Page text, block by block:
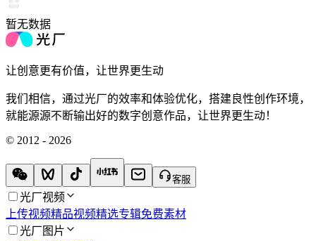
暂无数据
让创意更有价值，让世界更生动
我们相信，通过光厂的效率和体验优化，搭建良性创作环境，
就能源源不断输出好的数字创意作品，让世界更生动！
© 2012 - 2026
客服
光厂视频
上传视频精品视频精选专辑免费素材
光厂图片